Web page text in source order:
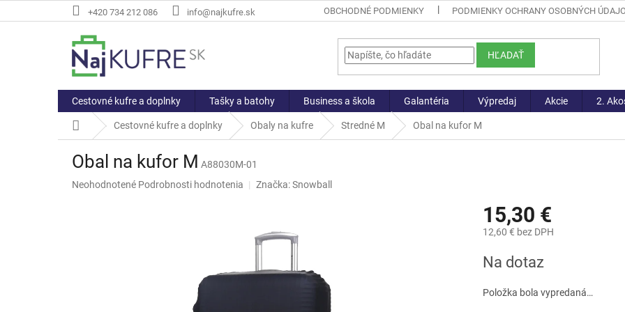
na
+420 734 212 086 info@najkufre.sk OBCHODNÉ PODMIENKY PODMIENKY OCHRANY OSOBNÝCH
HĽADAŤ
Cestovné kufre a doplnky Tašky a batohy Business a škola Galantéria Výpredaj Akcie 2.
DomovCestovné kufre a doplnky Obaly na kufre Stredné M Obal na kufor M
Obal na kufor M A88030M-01
Priemerné
Neohodnotené Podrobnosti hodnotenia Značka:Snowball
15,30 €
12,60 € bez DPH
cena:
Na dotaz
Položka bola vypredaná…